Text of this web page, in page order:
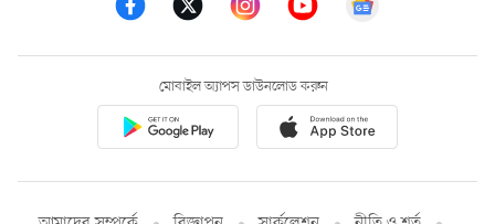
মোবাইল অ্যাপস ডাউনলোড করুন